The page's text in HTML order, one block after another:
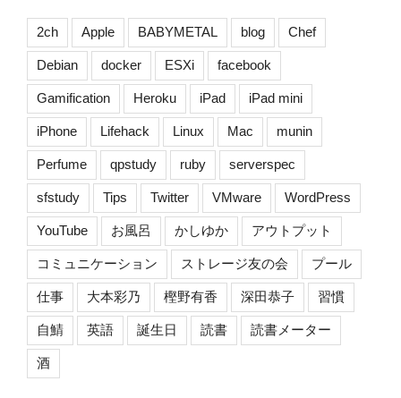
2ch Apple BABYMETAL blog Chef
Debian docker ESXi facebook
Gamification Heroku iPad iPad mini
iPhone Lifehack Linux Mac munin
Perfume qpstudy ruby serverspec
sfstudy Tips Twitter VMware WordPress
YouTube お風呂 かしゆか アウトプット
コミュニケーション ストレージ友の会 プール
仕事 大本彩乃 樫野有香 深田恭子 習慣
自鯖 英語 誕生日 読書 読書メーター
酒